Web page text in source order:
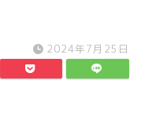
2024年7月25日